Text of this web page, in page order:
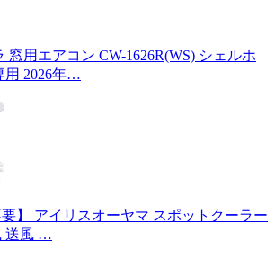
窓用エアコン CW-1626R(WS) シェルホ
用 2026年…
要】 アイリスオーヤマ スポットクーラー
送風 …